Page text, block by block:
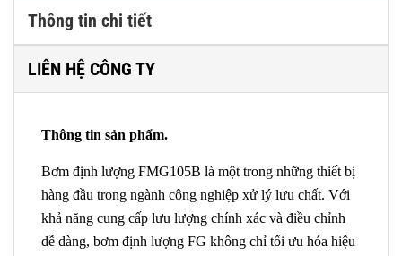
Thông tin chi tiết
LIÊN HỆ CÔNG TY
Thông tin sản phẩm.
Bơm định lượng FMG105B là một trong những thiết bị
hàng đầu trong ngành công nghiệp xử lý lưu chất. Với
khả năng cung cấp lưu lượng chính xác và điều chỉnh
dễ dàng, bơm định lượng FG không chỉ tối ưu hóa hiệu